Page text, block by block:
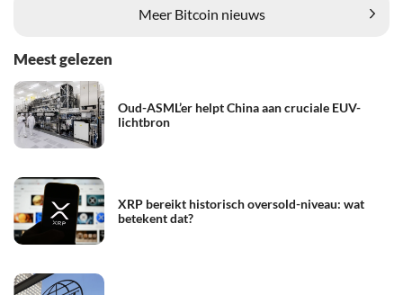
Meer Bitcoin nieuws
Meest gelezen
Oud-ASML’er helpt China aan cruciale EUV-
lichtbron
XRP bereikt historisch oversold-niveau: wat
betekent dat?